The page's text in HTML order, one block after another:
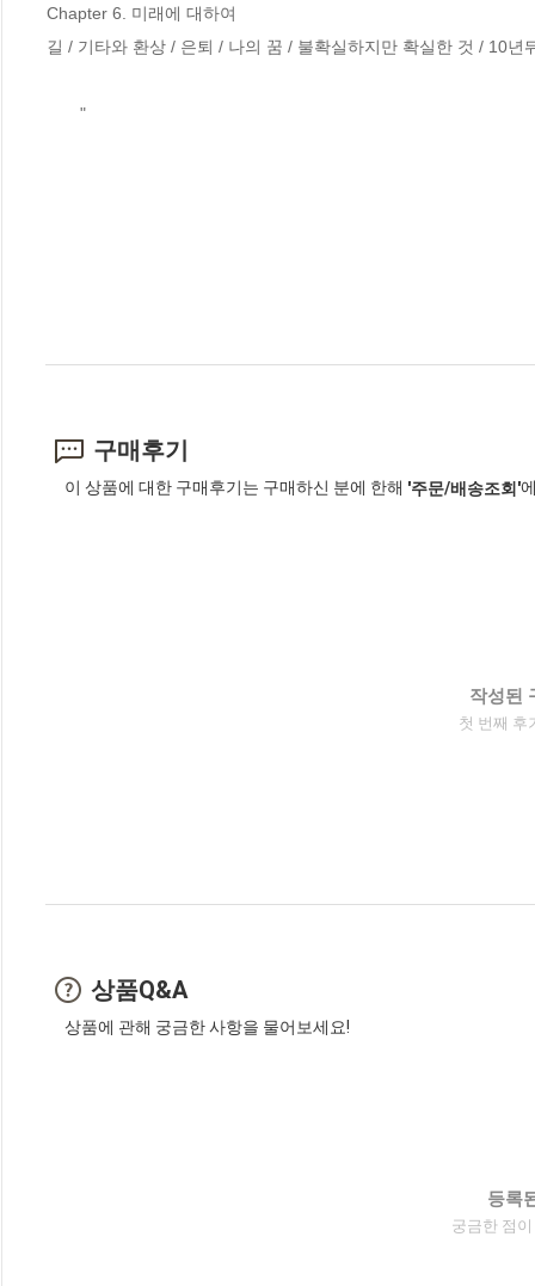
Chapter 6. 미래에 대하여
길 / 기타와 환상 / 은퇴 / 나의 꿈 / 불확실하지만 확실한 것 / 10
       "
구매후기
이 상품에 대한 구매후기는 구매하신 분에 한해 '주문/배송조회'
작성된
첫 번째 후
상품Q&A
상품에 관해 궁금한 사항을 물어보세요!
등록
궁금한 점